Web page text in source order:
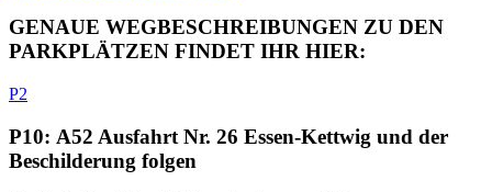
GENAUE WEGBESCHREIBUNGEN ZU DEN
PARKPLÄTZEN FINDET IHR HIER:
P2
P10: A52 Ausfahrt Nr. 26 Essen-Kettwig und der
Beschilderung folgen